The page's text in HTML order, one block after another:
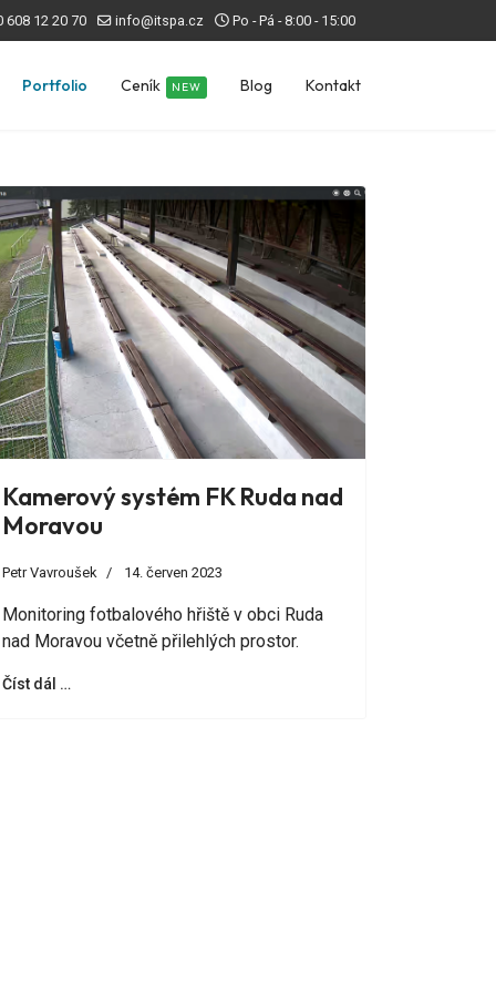
608 12 20 70 info@itspa.cz Po - Pá - 8:00 - 15:00
Portfolio Ceník NEW Blog Kontakt
Kamerový systém FK Ruda nad
Moravou
Petr Vavroušek 14. červen 2023
Monitoring fotbalového hřiště v obci Ruda
nad Moravou včetně přilehlých prostor.
Číst dál …